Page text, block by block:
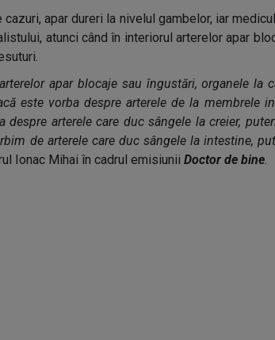
apar dureri la nivelul gambelor, iar
atunci când în interiorul arterelor apar
apar blocaje sau îngustări, organele la
este vorba despre arterele de la membrele
despre arterele care duc sângele la creier,
de arterele care duc sângele la intestine,
Ionac Mihai în cadrul emisiunii Doctor de bine.